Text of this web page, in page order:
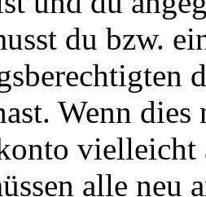
du bzw.
Wenn
alle neu